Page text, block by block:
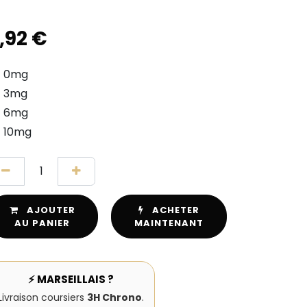
€
0mg
3mg
6mg
10mg
AJOUTER
AU PANIER
ACHETER
MAINTENANT
⚡ MARSEILLAIS ?
coursiers 3H Chrono.